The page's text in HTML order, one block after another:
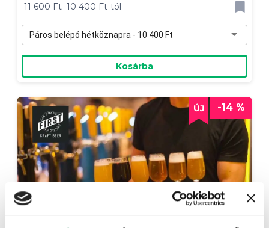
11 600 Ft 10 400 Ft-tól
Páros belépő hétköznapra - 10 400 Ft
Kosárba
-14 %